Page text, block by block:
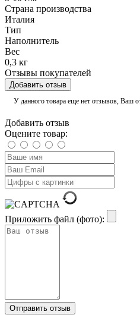
Страна производства
Италия
Тип
Наполнитель
Вес
0,3 кг
Отзывы покупателей
Добавить отзыв
У данного товара еще нет отзывов, Ваш
Добавить отзыв
Оцените товар:
Приложить файл (фото):